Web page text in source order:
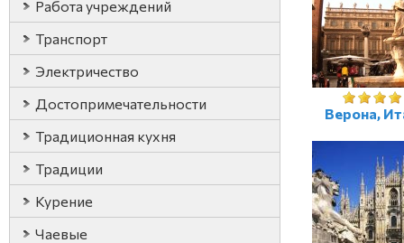
Работа учреждений
Транспорт
Электричество
Достопримечательности
Традиционная кухня
Традиции
Курение
Чаевые
Верона,